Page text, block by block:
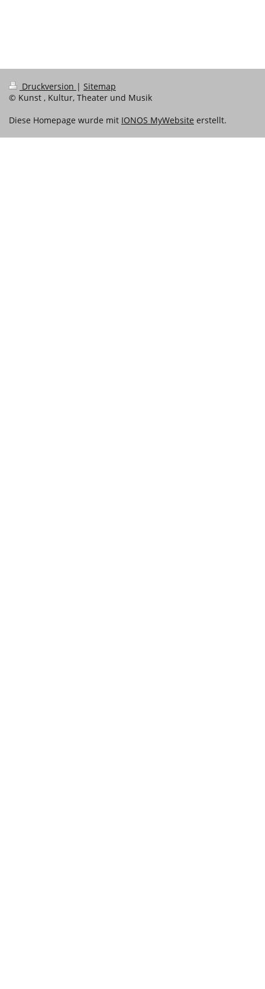
Druckversion | Sitemap
© Kunst , Kultur, Theater und Musik
Diese Homepage wurde mit IONOS MyWebsite erstellt.